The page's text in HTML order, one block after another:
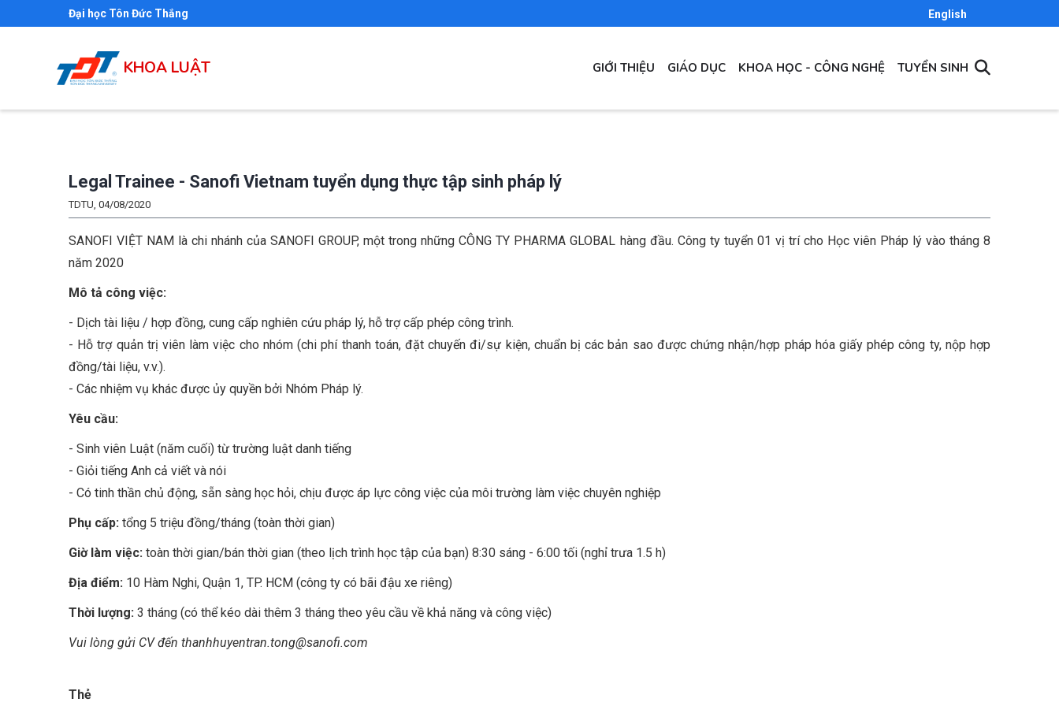
Đại học Tôn Đức Thắng English
KHOA LUẬT
MAIN
NAVIGATION
GIỚI THIỆU GIÁO DỤC KHOA HỌC - CÔNG NGHỆ TUYỂN SINH
Legal Trainee - Sanofi Vietnam tuyển dụng thực tập sinh pháp lý
TDTU, 04/08/2020
SANOFI VIỆT NAM là chi nhánh của SANOFI GROUP, một trong những CÔNG TY PHARMA GLOBAL hàng đầu. Công ty tuyển 01 vị trí cho Học viên Pháp lý vào tháng 8
năm 2020
Mô tả công việc:
- Dịch tài liệu / hợp đồng, cung cấp nghiên cứu pháp lý, hỗ trợ cấp phép công trình.
- Hỗ trợ quản trị viên làm việc cho nhóm (chi phí thanh toán, đặt chuyến đi/sự kiện, chuẩn bị các bản sao được chứng nhận/hợp pháp hóa giấy phép công ty, nộp hợp
đồng/tài liệu, v.v.).
- Các nhiệm vụ khác được ủy quyền bởi Nhóm Pháp lý.
Yêu cầu:
- Sinh viên Luật (năm cuối) từ trường luật danh tiếng
- Giỏi tiếng Anh cả viết và nói
- Có tinh thần chủ động, sẵn sàng học hỏi, chịu được áp lực công việc của môi trường làm việc chuyên nghiệp
Phụ cấp: tổng 5 triệu đồng/tháng (toàn thời gian)
Giờ làm việc: toàn thời gian/bán thời gian (theo lịch trình học tập của bạn) 8:30 sáng - 6:00 tối (nghỉ trưa 1.5 h)
Địa điểm: 10 Hàm Nghi, Quận 1, TP. HCM (công ty có bãi đậu xe riêng)
Thời lượng: 3 tháng (có thể kéo dài thêm 3 tháng theo yêu cầu về khả năng và công việc)
Vui lòng gửi CV đến thanhhuyentran.tong@sanofi.com
Thẻ